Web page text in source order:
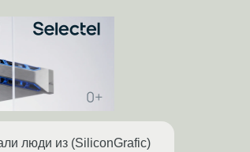
люди из (SiliconGrafic)